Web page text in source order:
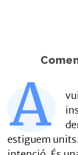
A
estiguem